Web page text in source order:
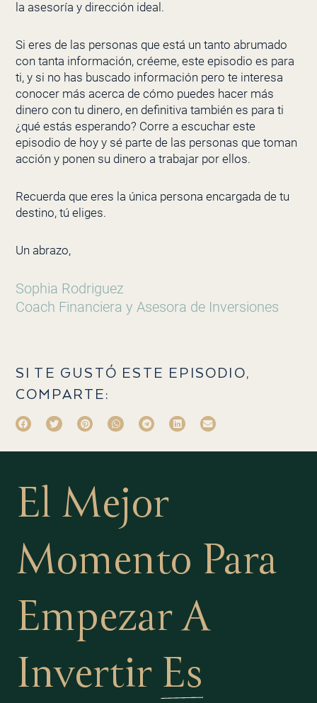
la asesoría y dirección ideal.
Si eres de las personas que está un tanto abrumado
con tanta información, créeme, este episodio es para
ti, y si no has buscado información pero te interesa
conocer más acerca de cómo puedes hacer más
dinero con tu dinero, en definitiva también es para ti
¿qué estás esperando? Corre a escuchar este
episodio de hoy y sé parte de las personas que toman
acción y ponen su dinero a trabajar por ellos.
Recuerda que eres la única persona encargada de tu
destino, tú eliges.
Un abrazo,
Sophia Rodriguez
Coach Financiera y Asesora de Inversiones
SI TE GUSTÓ ESTE EPISODIO,
COMPARTE:
El Mejor
Momento Para
Empezar A
Invertir Es